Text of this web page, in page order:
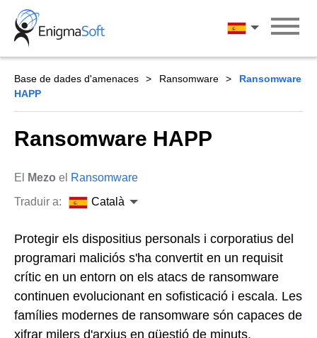
Skip
content
Català
Base de dades d'amenaces Ransomware
Ransomware
HAPP
Ransomware HAPP
El Mezo el
Ransomware
Traduir a:
Català
Protegir els dispositius personals i corporatius del
programari maliciós s'ha convertit en un requisit
crític en un entorn on els atacs de ransomware
continuen evolucionant en sofisticació i escala. Les
famílies modernes de ransomware són capaces de
xifrar milers d'arxius en qüestió de minuts,